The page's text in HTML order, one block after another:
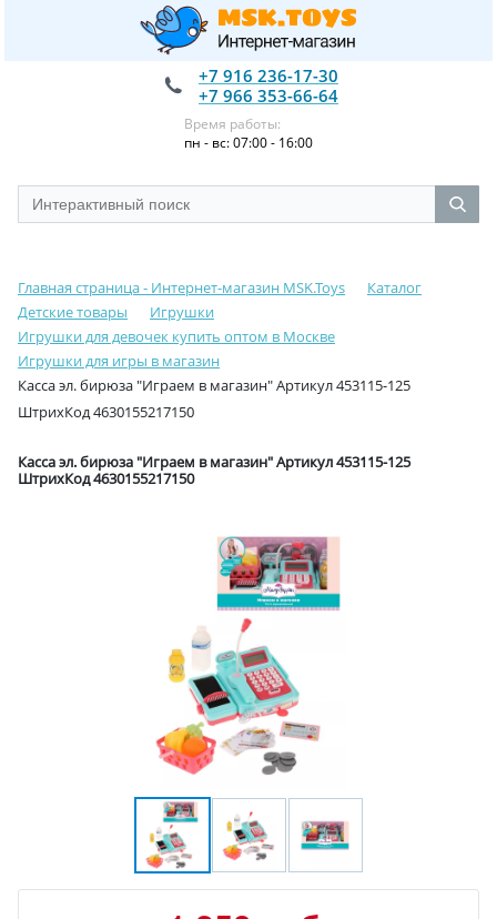
+7 916 236-17-30
+7 966 353-66-64
Время работы:
пн - вс: 07:00 - 16:00
Главная страница - Интернет-магазин MSK.Toys
Каталог
Детские товары
Игрушки
Игрушки для девочек купить оптом в Москве
Игрушки для игры в магазин
Касса эл. бирюза "Играем в магазин" Артикул 453115-125
ШтрихКод 4630155217150
Касса эл. бирюза "Играем в магазин" Артикул 453115-125
ШтрихКод 4630155217150